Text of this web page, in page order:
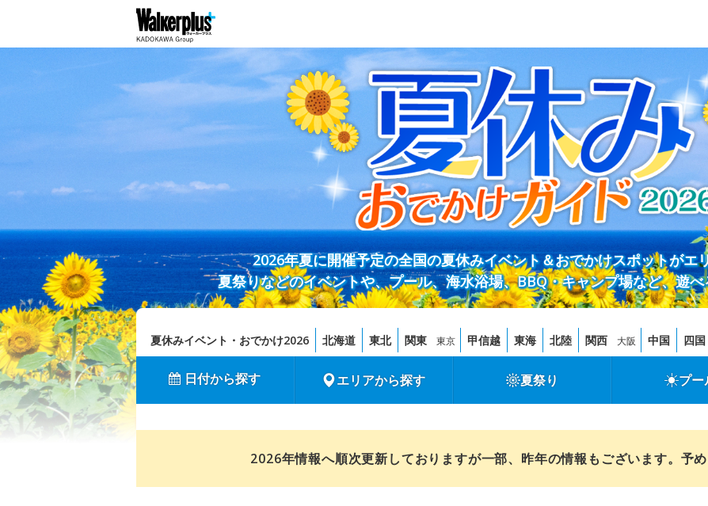
2026年夏に開催予定の全国の夏休みイベント＆おでかけスポットがエ
夏祭りなどのイベントや、プール、海水浴場、BBQ・キャンプ場など、遊
夏休みイベント・おでかけ2026 北海道 東北 関東 東京 甲信越 東海 北陸 関西 大阪 中国 四国
日付から探す エリアから探す 夏祭り プー
2026年情報へ順次更新しておりますが一部、昨年の情報もございます。予め